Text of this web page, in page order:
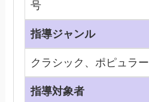
号
指導ジャンル
クラシック、ポピュラー
指導対象者